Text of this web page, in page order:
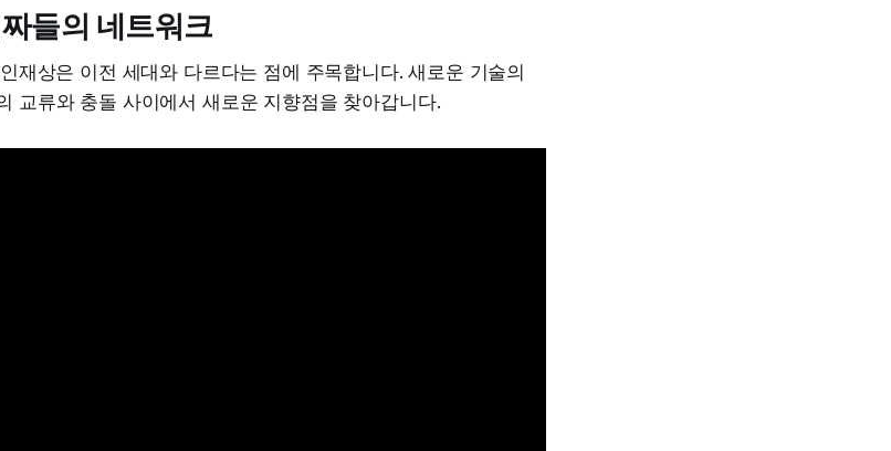
들의 네트워크
재상은 이전 세대와 다르다는 점에 주목합니다. 새로운 기술의
교류와 충돌 사이에서 새로운 지향점을 찾아갑니다.